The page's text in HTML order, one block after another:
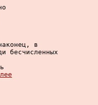
в
бесчисленных